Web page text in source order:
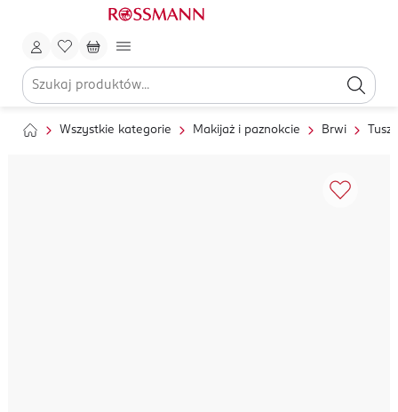
Wszystkie kategorie Makijaż i paznokcie Brwi